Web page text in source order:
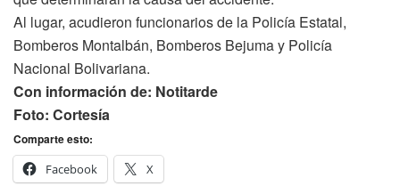
Al lugar, acudieron funcionarios de la Policía Estatal,
Bomberos Montalbán, Bomberos Bejuma y Policía
Nacional Bolivariana.
Con información de: Notitarde
Foto: Cortesía
Comparte esto:
Facebook
X